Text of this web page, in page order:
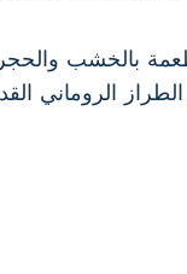
بالخشب
الروماني